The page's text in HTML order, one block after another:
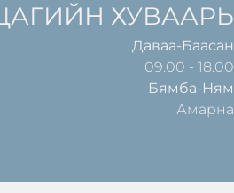
ХУВААРЬ
Даваа-Баасан
09.00 - 18.00
Бямба-Ням
Амарна